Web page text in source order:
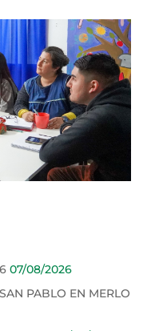
07/08/2026
PABLO EN MERLO